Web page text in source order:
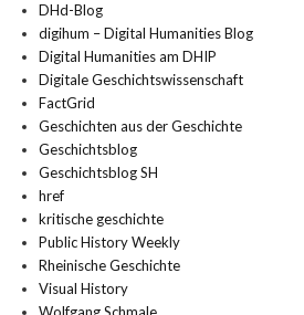
DHd-Blog
digihum – Digital Humanities Blog
Digital Humanities am DHIP
Digitale Geschichtswissenschaft
FactGrid
Geschichten aus der Geschichte
Geschichtsblog
Geschichtsblog SH
href
kritische geschichte
Public History Weekly
Rheinische Geschichte
Visual History